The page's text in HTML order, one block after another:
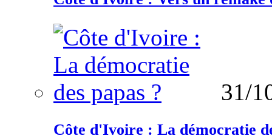
31/
Côte d'Ivoire : La démocratie